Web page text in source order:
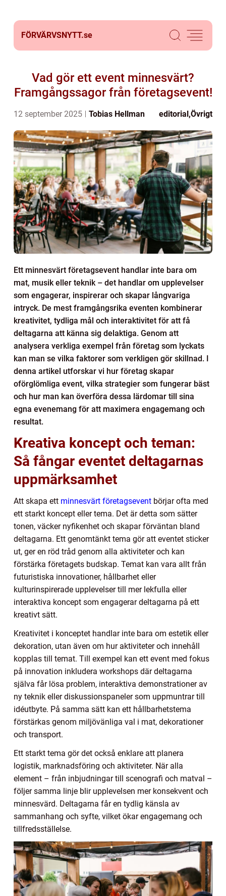
FÖRVÄRVSNYTT.se
Vad gör ett event minnesvärt?
Framgångssagor från företagsevent!
12 september 2025 Tobias Hellman editorial,Övrigt
Ett minnesvärt företagsevent handlar inte bara om
mat, musik eller teknik – det handlar om upplevelser
som engagerar, inspirerar och skapar långvariga
intryck. De mest framgångsrika eventen kombinerar
kreativitet, tydliga mål och interaktivitet för att få
deltagarna att känna sig delaktiga. Genom att
analysera verkliga exempel från företag som lyckats
kan man se vilka faktorer som verkligen gör skillnad. I
denna artikel utforskar vi hur företag skapar
oförglömliga event, vilka strategier som fungerar bäst
och hur man kan överföra dessa lärdomar till sina
egna evenemang för att maximera engagemang och
resultat.
Kreativa koncept och teman:
Så fångar eventet deltagarnas
uppmärksamhet
Att skapa ett minnesvärt företagsevent börjar ofta med
ett starkt koncept eller tema. Det är detta som sätter
tonen, väcker nyfikenhet och skapar förväntan bland
deltagarna. Ett genomtänkt tema gör att eventet sticker
ut, ger en röd tråd genom alla aktiviteter och kan
förstärka företagets budskap. Temat kan vara allt från
futuristiska innovationer, hållbarhet eller
kulturinspirerade upplevelser till mer lekfulla eller
interaktiva koncept som engagerar deltagarna på ett
kreativt sätt.
Kreativitet i konceptet handlar inte bara om estetik eller
dekoration, utan även om hur aktiviteter och innehåll
kopplas till temat. Till exempel kan ett event med fokus
på innovation inkludera workshops där deltagarna
själva får lösa problem, interaktiva demonstrationer av
ny teknik eller diskussionspaneler som uppmuntrar till
idéutbyte. På samma sätt kan ett hållbarhetstema
förstärkas genom miljövänliga val i mat, dekorationer
och transport.
Ett starkt tema gör det också enklare att planera
logistik, marknadsföring och aktiviteter. När alla
element – från inbjudningar till scenografi och matval –
följer samma linje blir upplevelsen mer konsekvent och
minnesvärd. Deltagarna får en tydlig känsla av
sammanhang och syfte, vilket ökar engagemang och
tillfredsställelse.